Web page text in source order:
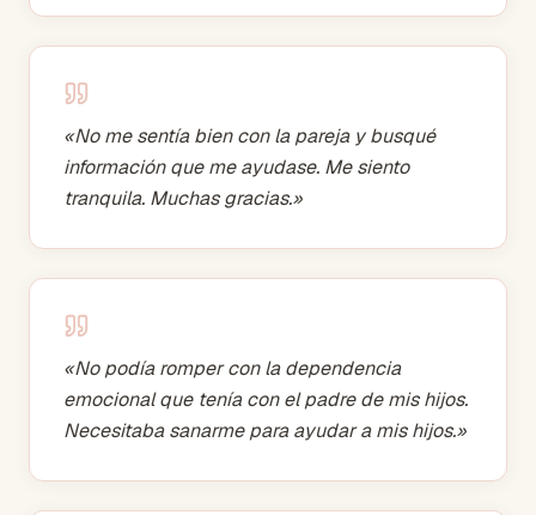
«No me sentía bien con la pareja y busqué
información que me ayudase. Me siento
tranquila. Muchas gracias.»
«No podía romper con la dependencia
emocional que tenía con el padre de mis hijos.
Necesitaba sanarme para ayudar a mis hijos.»